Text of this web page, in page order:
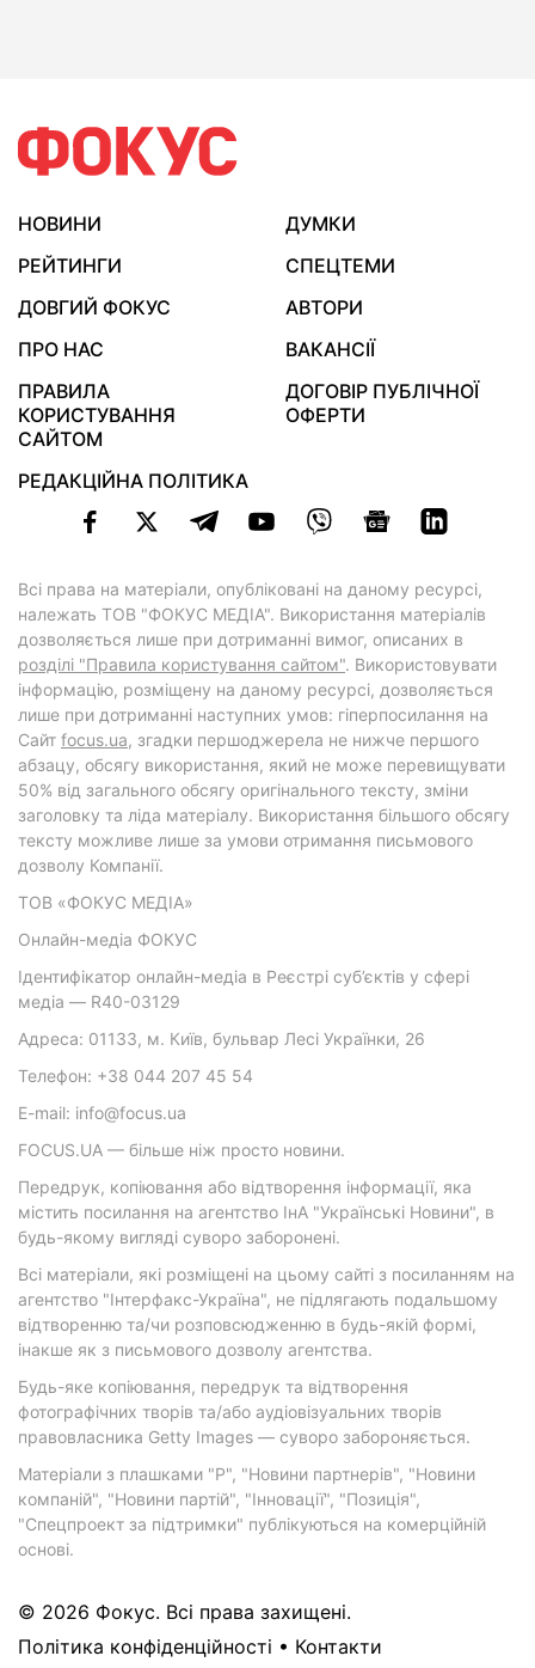
НОВИНИ
ДУМКИ
РЕЙТИНГИ
СПЕЦТЕМИ
ДОВГИЙ ФОКУС
АВТОРИ
ПРО НАС
ВАКАНСІЇ
ПРАВИЛА
КОРИСТУВАННЯ
САЙТОМ
ДОГОВІР ПУБЛІЧНОЇ
ОФЕРТИ
РЕДАКЦІЙНА ПОЛІТИКА
Всі права на матеріали, опубліковані на даному ресурсі,
належать ТОВ "ФОКУС МЕДІА". Використання матеріалів
дозволяється лише при дотриманні вимог, описаних в
розділі "Правила користування сайтом". Використовувати
інформацію, розміщену на даному ресурсі, дозволяється
лише при дотриманні наступних умов: гіперпосилання на
Cайт focus.ua, згадки першоджерела не нижче першого
абзацу, обсягу використання, який не може перевищувати
50% від загального обсягу оригінального тексту, зміни
заголовку та ліда матеріалу. Використання більшого обсягу
тексту можливе лише за умови отримання письмового
дозволу Компанії.
ТОВ «ФОКУС МЕДІА»
Онлайн-медіа ФОКУС
Ідентифікатор онлайн-медіа в Реєстрі суб’єктів у сфері
медіа — R40-03129
Адреса: 01133, м. Київ, бульвар Лесі Українки, 26
Телефон: +38 044 207 45 54
E-mail: info@focus.ua
FOCUS.UA — більше ніж просто новини.
Передрук, копіювання або відтворення інформації, яка
містить посилання на агентство ІнА "Українські Новини", в
будь-якому вигляді суворо заборонені.
Всі матеріали, які розміщені на цьому сайті з посиланням на
агентство "Інтерфакс-Україна", не підлягають подальшому
відтворенню та/чи розповсюдженню в будь-якій формі,
інакше як з письмового дозволу агентства.
Будь-яке копіювання, передрук та відтворення
фотографічних творів та/або аудіовізуальних творів
правовласника Getty Images — суворо забороняється.
Матеріали з плашками "Р", "Новини партнерів", "Новини
компаній", "Новини партій", "Інновації", "Позиція",
"Спецпроект за підтримки" публікуються на комерційній
основі.
© 2026 Фокус. Всі права захищені.
Політика конфіденційності • Контакти